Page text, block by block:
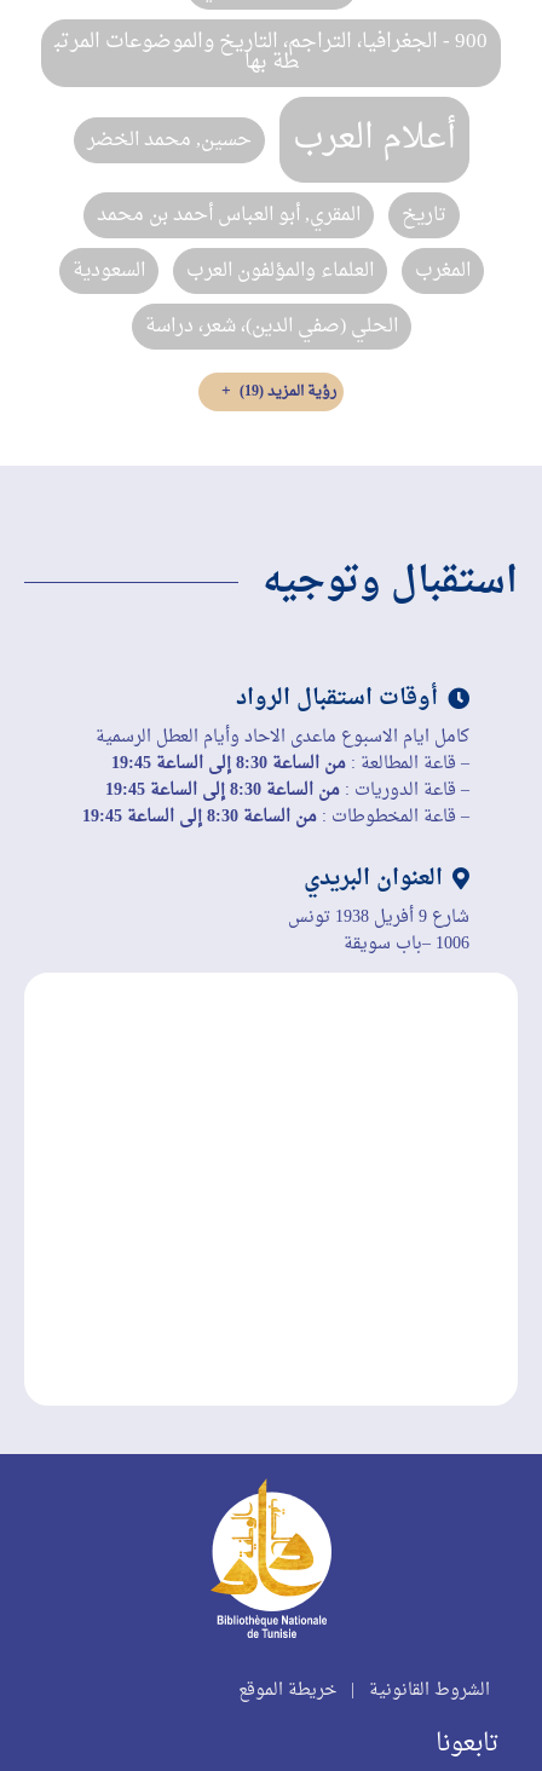
900 - الجغرافيا، التراجم، التاريخ والموضوعات المرتب
طة بها
أعلام العرب حسين, ‏محمد الخضر‏
تاريخ
المقري‏, ‏أبو العباس أحمد بن محمد‏
المغرب‏
العلماء والمؤلفون العرب
السعودية
الحلي (صفي الدين)، شعر، دراسة
رؤية المزيد(19)
استقبال وتوجيه
أوقات استقبال الرواد
كامل ايام الاسبوع ماعدى الاحاد وأيام العطل الرسمية
– قاعة المطالعة :من الساعة 8:30 إلى الساعة 19:45
– قاعة الدوريات :من الساعة 8:30 إلى الساعة 19:45
– قاعة المخطوطات :من الساعة 8:30 إلى الساعة 19:45
العنوان البريدي
شارع 9 أفريل 1938 تونس
1006 –باب سويقة
الشروط القانونية | خريطة الموقع
تابعونا